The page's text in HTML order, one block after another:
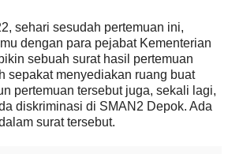
sehari sesudah pertemuan ini,
dengan para pejabat Kementerian
sebuah surat hasil pertemuan
sepakat menyediakan ruang buat
pertemuan tersebut juga, sekali lagi,
diskriminasi di SMAN2 Depok. Ada
surat tersebut.